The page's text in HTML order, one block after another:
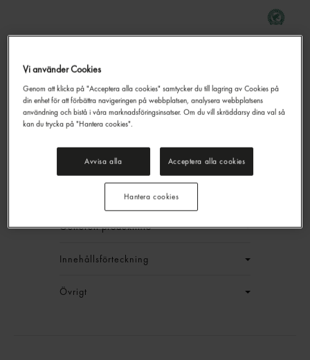
Rustico Espresso Pro Hela
Bönor
Zoégas500g
839,20 kr/låda
EAN:
7310731202363
LOGGA IN
Generell produktinfo
Innehållsförteckning
Övrigt
Vi använder Cookies
Genom att klicka på "Acceptera alla cookies" samtycker du till lagring av Cookies på
din enhet för att förbättra navigeringen på webbplatsen, analysera webbplatsens
användning och bistå i våra marknadsföringsinsatser. Om du vill skräddarsy dina val så
kan du trycka på "Hantera cookies".
Avvisa alla Acceptera alla cookies
Hantera cookies